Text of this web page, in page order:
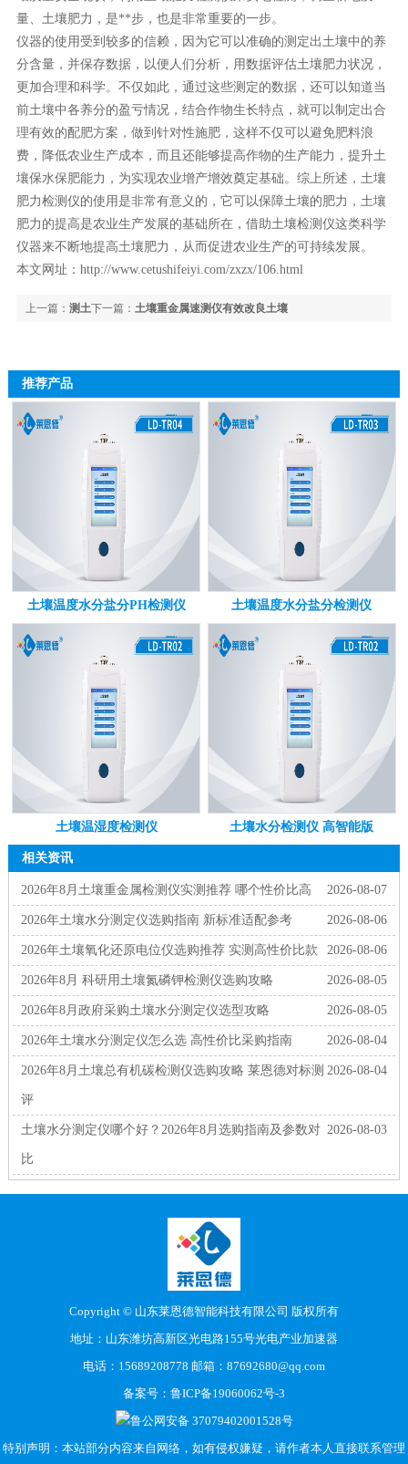
量、土壤肥力，是**步，也是非常重要的一步。
仪器的使用受到较多的信赖，因为它可以准确的测定出土壤中的养
分含量，并保存数据，以便人们分析，用数据评估土壤肥力状况，
更加合理和科学。不仅如此，通过这些测定的数据，还可以知道当
前土壤中各养分的盈亏情况，结合作物生长特点，就可以制定出合
理有效的配肥方案，做到针对性施肥，这样不仅可以避免肥料浪
费，降低农业生产成本，而且还能够提高作物的生产能力，提升土
壤保水保肥能力，为实现农业增产增效奠定基础。综上所述，土壤
肥力检测仪的使用是非常有意义的，它可以保障土壤的肥力，土壤
肥力的提高是农业生产发展的基础所在，借助土壤检测仪这类科学
仪器来不断地提高土壤肥力，从而促进农业生产的可持续发展。
本文网址： http://www.cetushifeiyi.com/zxzx/106.html
下一篇： 土壤重金属速测仪有效改良土壤
上一篇： 测土
推荐产品
土壤温度水分盐分PH检测仪 土壤温度水分盐分检测仪
土壤温湿度检测仪 土壤水分检测仪 高智能版
相关资讯
2026-08-07
2026年8月土壤重金属检测仪实测推荐 哪个性价比高
2026-08-06
2026年土壤水分测定仪选购指南 新标准适配参考
2026-08-06
2026年土壤氧化还原电位仪选购推荐 实测高性价比款
2026-08-05
2026年8月 科研用土壤氮磷钾检测仪选购攻略
2026-08-05
2026年8月政府采购土壤水分测定仪选型攻略
2026-08-04
2026年土壤水分测定仪怎么选 高性价比采购指南
2026-08-04
2026年8月土壤总有机碳检测仪选购攻略 莱恩德对标测
评
2026-08-03
土壤水分测定仪哪个好？2026年8月选购指南及参数对
比
Copyright © 山东莱恩德智能科技有限公司 版权所有
地址：山东潍坊高新区光电路155号光电产业加速器
电话：15689208778 邮箱：87692680@qq.com
备案号： 鲁ICP备19060062号-3
鲁公网安备 37079402001528号
特别声明：本站部分内容来自网络，如有侵权嫌疑，请作者本人直接联系管理